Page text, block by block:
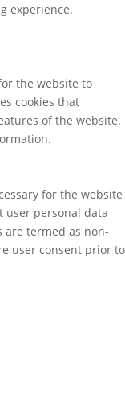
experience.
the website to
cookies that
of the website.
for the website
user personal data
are termed as non-
user consent prior to